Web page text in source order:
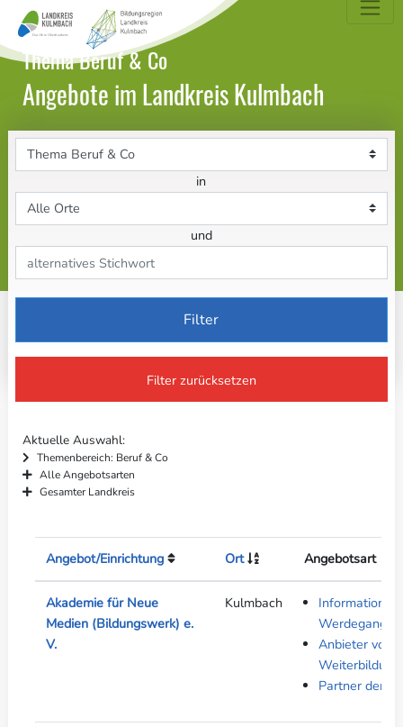
Landkreis Kulmbach
Thema Beruf & Co
Angebote im Landkreis Kulmbach
Themenbereich
in
Ort
und
Stichwort
Filter
Filter zurücksetzen
Aktuelle Auswahl
Themenbereich: Beruf & Co
Alle Angebotsarten
Gesamter Landkreis
Angebot/Einrichtung Ort Angebotsart
Akademie für Neue
Medien (Bildungswerk) e.
V.
Kulmbach
Werdegang
Anbieter von
Weiterbildung
Partner der